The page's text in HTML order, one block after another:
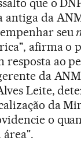
que o
antiga da
seu
afirma o
resposta ao
da
Leite,
da
o
área".